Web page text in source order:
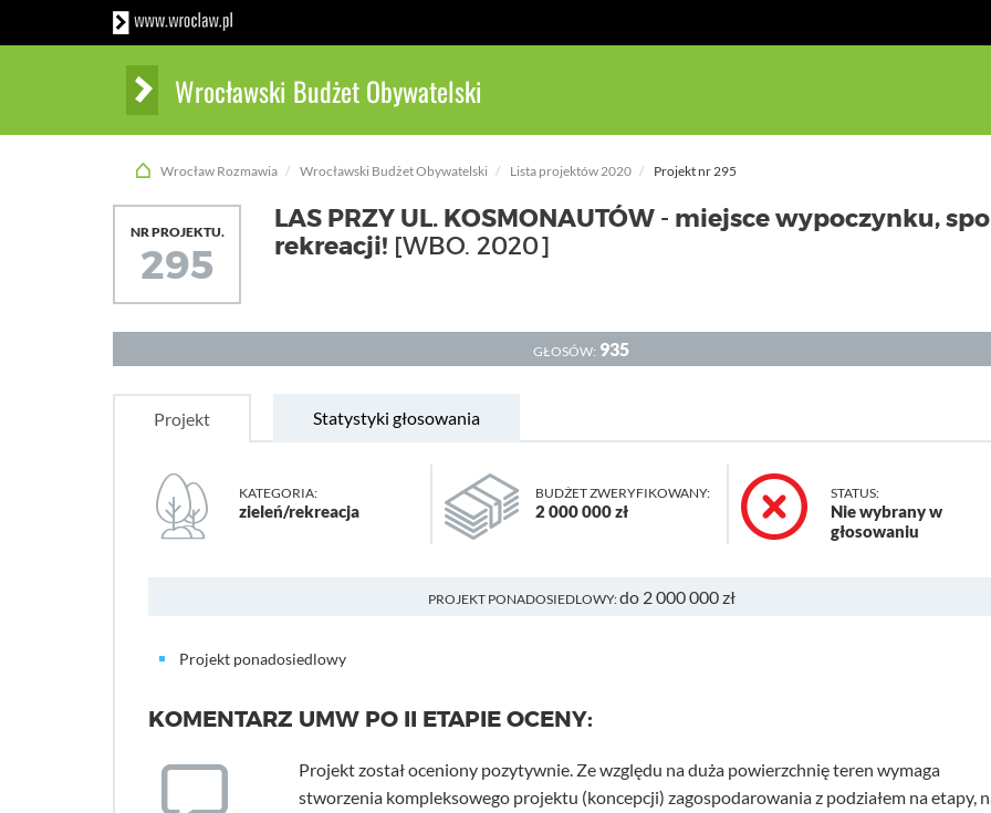
Wrocławski Budżet Obywatelski
Wrocław Rozmawia Wrocławski Budżet Obywatelski Lista projektów 2020 Projekt nr 295
NR PROJEKTU.
295
LAS PRZY UL. KOSMONAUTÓW - miejsce wypoczynku,
rekreacji! [WBO. 2020]
GŁOSÓW: 935
Projekt Statystyki głosowania
KATEGORIA:
zieleń/rekreacja
BUDŻET ZWERYFIKOWANY:
2 000 000 zł
STATUS:
Nie wybrany w
głosowaniu
PROJEKT PONADOSIEDLOWY:do 2 000 000 zł
Projekt ponadosiedlowy
KOMENTARZ UMW PO II ETAPIE OCENY:
Projekt został oceniony pozytywnie. Ze względu na duża powierzchnię teren wymaga
stworzenia kompleksowego projektu (koncepcji) zagospodarowania z podziałem na etapy,